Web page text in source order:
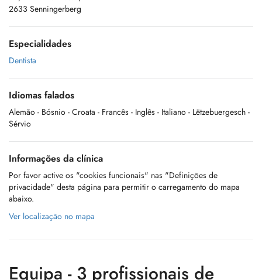
2633 Senningerberg
Especialidades
Dentista
Idiomas falados
Alemão - Bósnio - Croata - Francês - Inglês - Italiano - Lëtzebuergesch -
Sérvio
Informações da clínica
Por favor active os "cookies funcionais" nas "Definições de
privacidade" desta página para permitir o carregamento do mapa
abaixo.
Ver localização no mapa
Equipa - 3 profissionais de